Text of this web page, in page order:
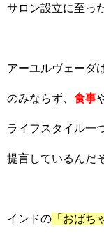
サロン設立に至っ
アーユルヴェーダ
のみならず、 食事
ライフスタイル一
提言しているんだ
インドの 「おばち